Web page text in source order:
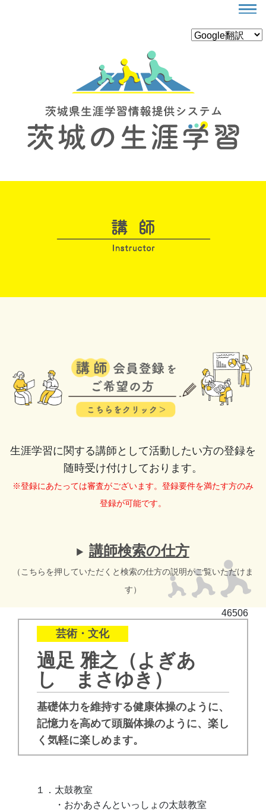
生涯学習に関する講師として活動したい方の登録を
随時受け付けしております。
※登録にあたっては審査がございます。登録要件を満たす方のみ
登録が可能です。
講師検索の仕方
（こちらを押していただくと検索の仕方の説明がご覧いただけま
す）
46506
芸術・文化
過足 雅之（よぎあ
し まさゆき）
基礎体力を維持する健康体操のように、
記憶力を高めて頭脳体操のように、楽し
く気軽に楽しめます。
１．太鼓教室
・おかあさんといっしょの太鼓教室